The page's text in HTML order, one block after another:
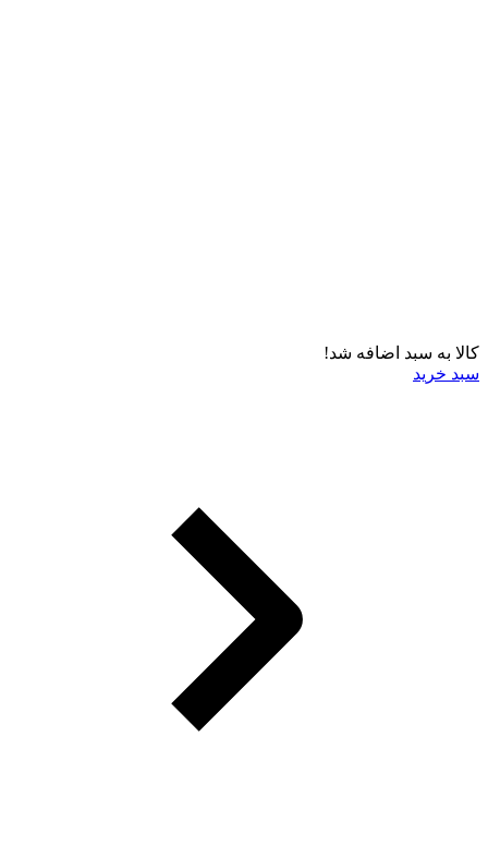
کالا به سبد اضافه شد!
سبد خرید